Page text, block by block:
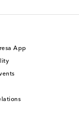
App